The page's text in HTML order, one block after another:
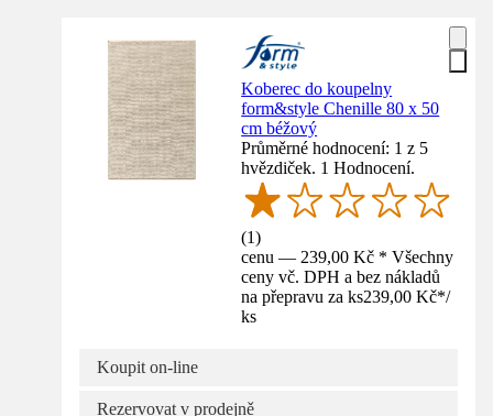
Koberec do koupelny
form&style Chenille 80 x 50
cm béžový
Průměrné hodnocení: 1 z 5
hvězdiček. 1 Hodnocení.
(1)
cenu — 239,00 Kč * Všechny
ceny vč. DPH a bez nákladů
na přepravu za ks239,00 Kč*/
ks
Koupit on-line
Rezervovat v prodejně